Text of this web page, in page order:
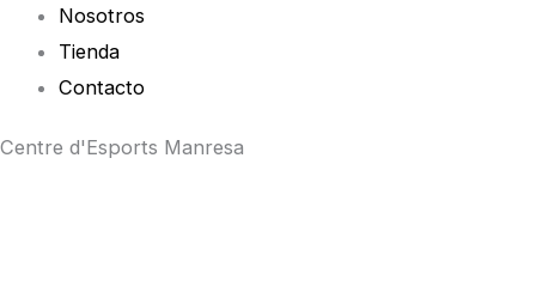
Nosotros
Tienda
Contacto
Centre d'Esports Manresa